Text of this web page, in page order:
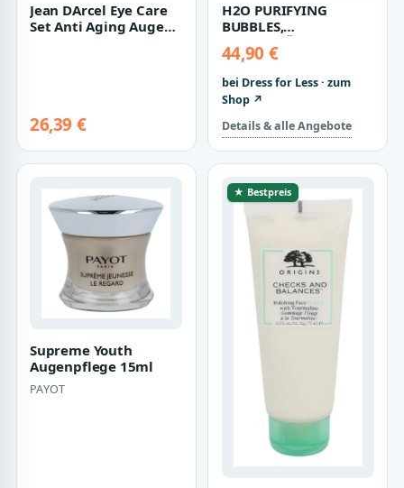
Jean DArcel Eye Care
Set Anti Aging Augen
26,39 €
H2O PURIFYING
BUBBLES,
MIKROBLÄSCHEN +
VAKUUM-
GESICHTSREINIGER
44,90 €
bei Dress for Less · zum
Shop ↗
Details & alle Angebote
Supreme Youth
Augenpflege 15ml
PAYOT
★ Bestpreis